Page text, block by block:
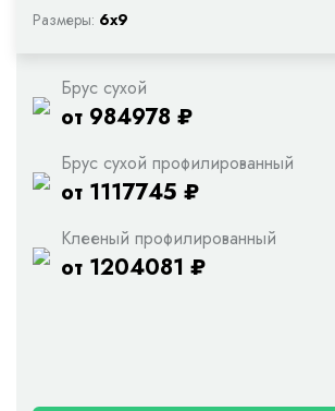
Размеры: 6х9
Брус сухой
от 984978 ₽
Брус сухой профилированный
от 1117745 ₽
Клееный профилированный
от 1204081 ₽